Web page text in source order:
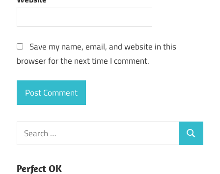
Save my name, email, and website in this
browser for the next time I comment.
Search
for:
Search
Perfect OK